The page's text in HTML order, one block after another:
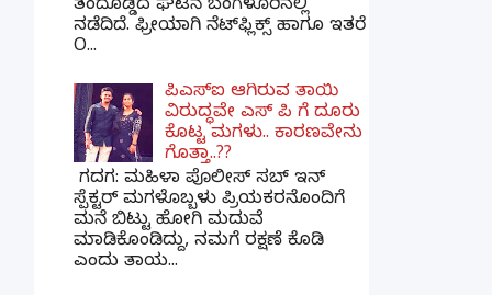
ತಂದೊಡ್ಡಿದ ಘಟನೆ ಬೆಂಗಳೂರಿನಲ್ಲಿ
ನಡೆದಿದೆ. ಫ್ರೀಯಾಗಿ ನೆಟ್‌ಫ್ಲಿಕ್ಸ್ ಹಾಗೂ ಇತರೆ
O...
ಪಿಎಸ್​ಐ ಆಗಿರುವ ತಾಯಿ
ವಿರುದ್ಧವೇ ಎಸ್ ಪಿ ಗೆ ದೂರು
ಕೊಟ್ಟ ಮಗಳು.. ಕಾರಣವೇನು
ಗೊತ್ತಾ..??
ಗದಗ​: ಮಹಿಳಾ ಪೊಲೀಸ್​ ಸಬ್ ​ಇನ್​
ಸ್ಪೆಕ್ಟರ್​ ಮಗಳೊಬ್ಬಳು ಪ್ರಿಯಕರನೊಂದಿಗೆ
ಮನೆ ಬಿಟ್ಟು ಹೋಗಿ ಮದುವೆ
ಮಾಡಿಕೊಂಡಿದ್ದು, ನಮಗೆ ರಕ್ಷಣೆ ಕೊಡಿ
ಎಂದು ತಾಯ...